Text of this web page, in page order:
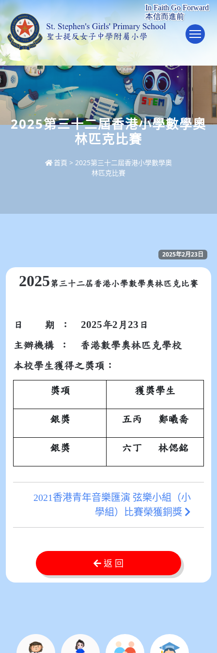
2025第三十二屆香港小學數學奧
林匹克比賽
首頁 > 2025第三十二屆香港小學數學奧
林匹克比賽
2025年2月23日
2025 第三十二屆香港小學數學奧林匹克比賽
日 期 ： 2025年2 月23 日
主辦機構 ： 香港數學奧林匹克學校
本校學生獲得之獎項：
獎項 獲獎學生
銀獎 五丙 鄭曦喬
銀獎 六丁 林偲銘
2021香港青年音樂匯演 弦樂小組（小
學組）比賽榮獲銅獎
返 回